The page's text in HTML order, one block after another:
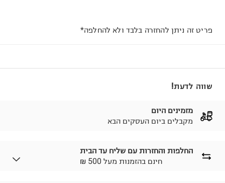
פריט זה ניתן להחזרה בלבד ולא להחלפה*
שווה לדעת!
מזמינים היום
מקבלים ביום העסקים הבא
החלפות והחזרות עם שליח עד הבית
₪ חינם בהזמנות מעל 500